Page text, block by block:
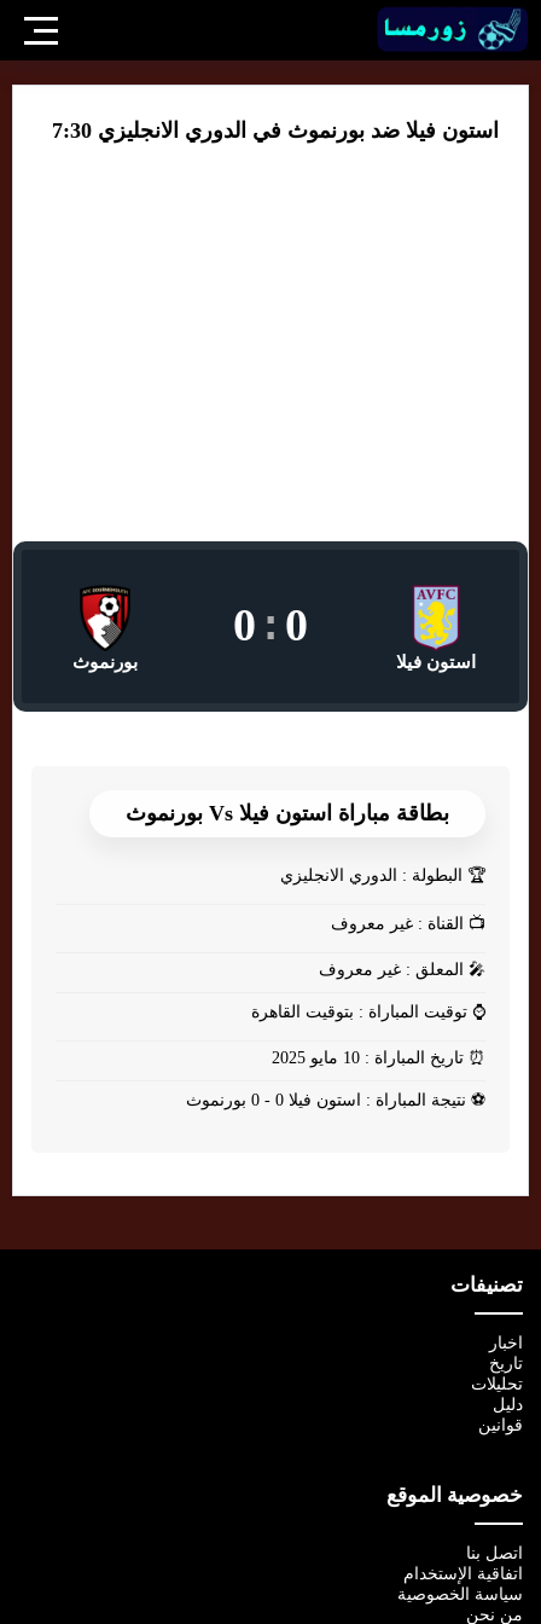
استون فيلا ضد بورنموث في الدوري الانجليزي 7:30
استون فيلا
0
:
0
بورنموث
بطاقة مباراة استون فيلا Vs بورنموث
🏆 البطولة : الدوري الانجليزي
📺 القناة : غير معروف
🎤 المعلق : غير معروف
⌚ توقيت المباراة : بتوقيت القاهرة
⏰ تاريخ المباراة : 10 مايو 2025
⚽ نتيجة المباراة : استون فيلا 0 - 0 بورنموث
تصنيفات
اخبار
تاريخ
تحليلات
دليل
قوانين
خصوصية الموقع
اتصل بنا
اتفاقية الإستخدام
سياسة الخصوصية
من نحن